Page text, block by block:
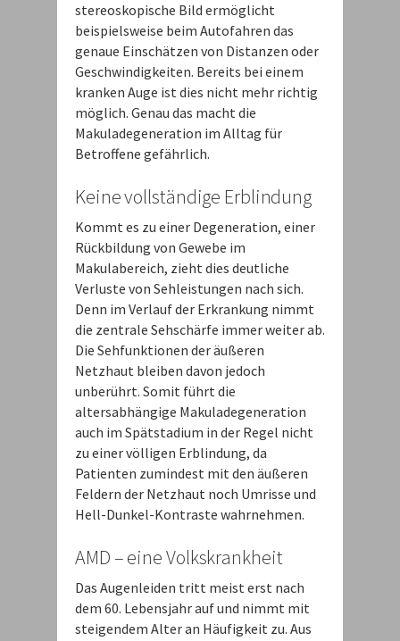
stereoskopische Bild ermöglicht
beispielsweise beim Autofahren das
genaue Einschätzen von Distanzen oder
Geschwindigkeiten. Bereits bei einem
kranken Auge ist dies nicht mehr richtig
möglich. Genau das macht die
Makuladegeneration im Alltag für
Betroffene gefährlich.
Keine vollständige Erblindung
Kommt es zu einer Degeneration, einer
Rückbildung von Gewebe im
Makulabereich, zieht dies deutliche
Verluste von Sehleistungen nach sich.
Denn im Verlauf der Erkrankung nimmt
die zentrale Sehschärfe immer weiter ab.
Die Sehfunktionen der äußeren
Netzhaut bleiben davon jedoch
unberührt. Somit führt die
altersabhängige Makuladegeneration
auch im Spätstadium in der Regel nicht
zu einer völligen Erblindung, da
Patienten zumindest mit den äußeren
Feldern der Netzhaut noch Umrisse und
Hell-Dunkel-Kontraste wahrnehmen.
AMD – eine Volkskrankheit
Das Augenleiden tritt meist erst nach
dem 60. Lebensjahr auf und nimmt mit
steigendem Alter an Häufigkeit zu. Aus